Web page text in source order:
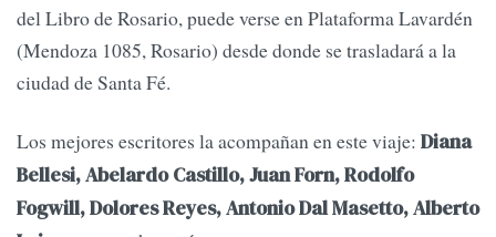
del Libro de Rosario, puede verse en Plataforma Lavardén
(Mendoza 1085, Rosario) desde donde se trasladará a la
ciudad de Santa Fé.
Los mejores escritores la acompañan en este viaje: Diana
Bellesi, Abelardo Castillo, Juan Forn, Rodolfo
Fogwill, Dolores Reyes, Antonio Dal Masetto, Alberto